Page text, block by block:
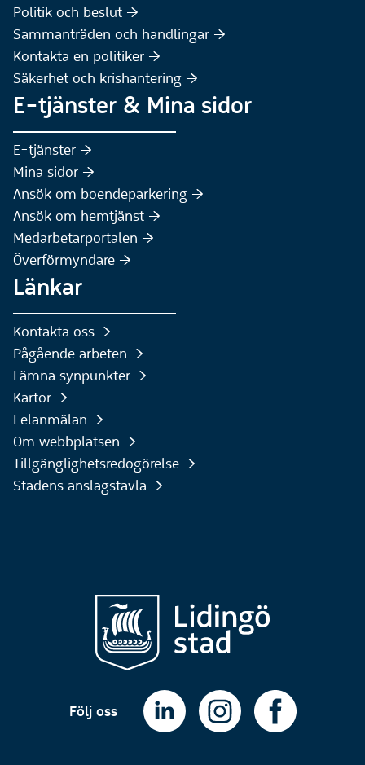
Politik och beslut :höger:
Sammanträden och handlingar :höger:
Kontakta en politiker :höger:
Säkerhet och krishantering :höger:
E-tjänster & Mina sidor
E-tjänster :höger:
Mina sidor :höger:
Ansök om boendeparkering :höger:
Ansök om hemtjänst :höger:
Medarbetarportalen :höger:
Överförmyndare :höger:
Länkar
Kontakta oss :höger:
Pågående arbeten :höger:
Lämna synpunkter :höger:
Kartor :höger:
Felanmälan :höger:
Om webbplatsen :höger:
Tillgänglighetsredogörelse :höger:
Stadens anslagstavla :höger:
Följ oss